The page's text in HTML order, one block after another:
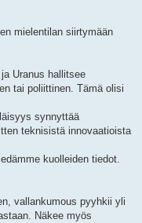
mielentilan siirtymään
Uranus hallitsee
tai poliittinen. Tämä olisi
synnyttää
teknisistä innovaatioista
kuolleiden tiedot.
vallankumous pyyhkii yli
Näkee myös